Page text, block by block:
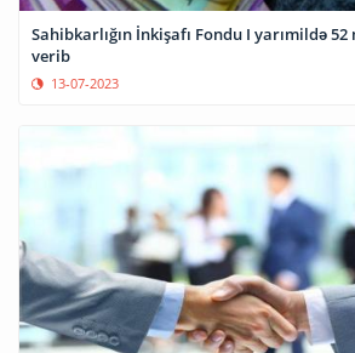
Sahibkarlığın İnkişafı Fondu I yarımildə
verib
13-07-2023